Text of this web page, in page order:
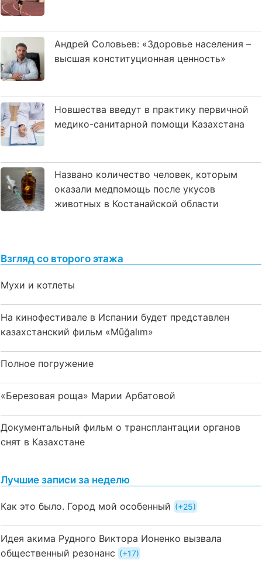
Андрей Соловьев: «Здоровье населения –
высшая конституционная ценность»
Новшества введут в практику первичной
медико-санитарной помощи Казахстана
Названо количество человек, которым
оказали медпомощь после укусов
животных в Костанайской области
Взгляд со второго этажа
Мухи и котлеты
На кинофестивале в Испании будет представлен
казахстанский фильм «Mūğalım»
Полное погружение
«Березовая роща» Марии Арбатовой
Документальный фильм о трансплантации органов
снят в Казахстане
Лучшие записи за неделю
Как это было. Город мой особенный +25
Идея акима Рудного Виктора Ионенко вызвала
общественный резонанс
+17